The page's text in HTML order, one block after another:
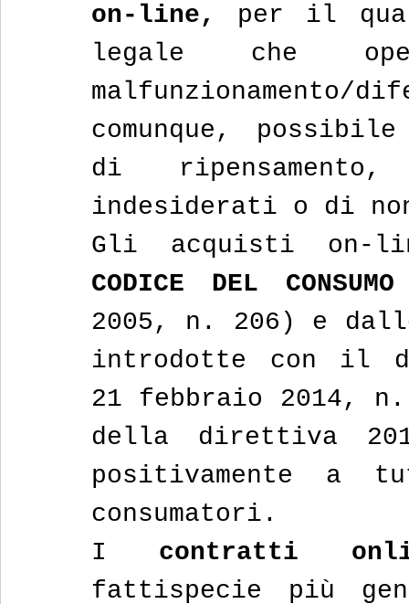
on-line, per il
legale che
comunque,
di
indesiderati o di
CODICE DEL CONSUMO
2005, n. 206) e
introdotte con il
21 febbraio 2014,
della direttiva
positivamente
consumatori.
I contratti
fattispecie più